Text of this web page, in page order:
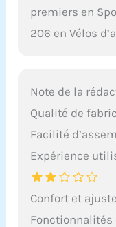
premiers en
206 en Vélos
Note de la
Qualité de
Facilité
Expérience
Confort et
Fonctionnalités